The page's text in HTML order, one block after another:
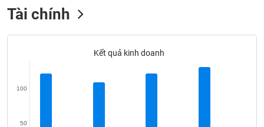
Tài chính
Kết quả kinh doanh
50
100